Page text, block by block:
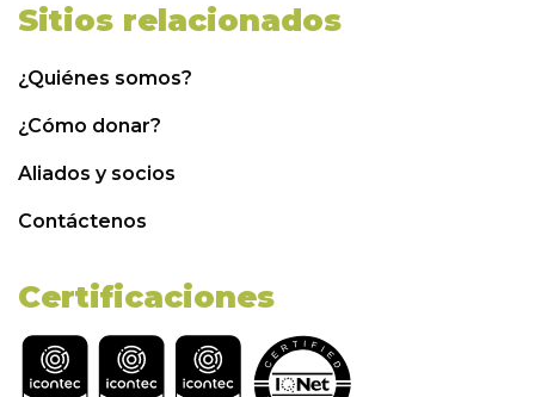
Sitios relacionados
¿Quiénes somos?
¿Cómo donar?
Aliados y socios
Contáctenos
Certificaciones